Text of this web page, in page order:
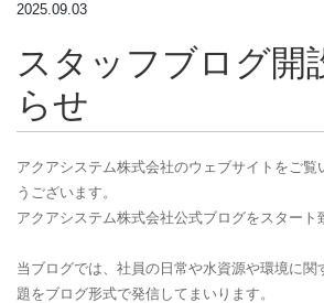
2025.09.03
スタッフブログ開
らせ
アクアシステム株式会社のウェブサイトをご覧
うございます。
アクアシステム株式会社公式ブログをスタート
当ブログでは、社員の日常や水資源や環境に関
題をブログ形式で発信してまいります。